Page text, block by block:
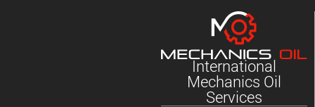
International
Mechanics Oil
Services